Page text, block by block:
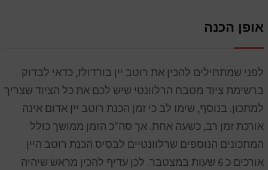
אופן הכנה
לפני שמתחילים להכין את רוטב יין בורדולז, כדאי לבדוק
ברשימת ציוד מטבח הרלוונטי שיש לכם את כל הציוד שצריך
למתכון. בנוסף, שימו לב כי זמן הכנת רוטב יין אדום אינה
אורכת זמן רב, כשעה אחת. אך סה"כ הזמן ממושך כולל
המתכונים הנוספים שרלוונטיים לבסיס הכנת רוטב היין
אורכים כ 6 שעות במצטבר. לכן עדיף להכין מראש שיהיה